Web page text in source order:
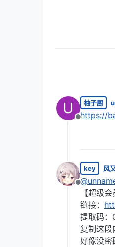
U
离线
柚子厨
https://
离线
key 风
@
【超级
链接：
提取码：
复制这段
好像没密